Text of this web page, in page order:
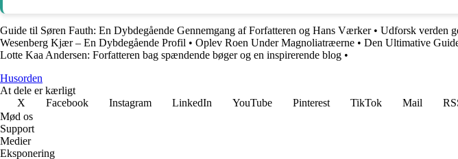
Guide til Søren Fauth: En Dybdegående Gennemgang af Forfatteren og Hans Værker• Udforsk verden
Wesenberg Kjær – En Dybdegående Profil • Oplev Roen Under Magnoliatræerne • Den Ultimative
Lotte Kaa Andersen: Forfatteren bag spændende bøger og en inspirerende blog •
Husorden
At dele er kærligt
X
Facebook Instagram LinkedIn YouTube Pinterest TikTok Mail
Mød os
Support
Medier
Eksponering